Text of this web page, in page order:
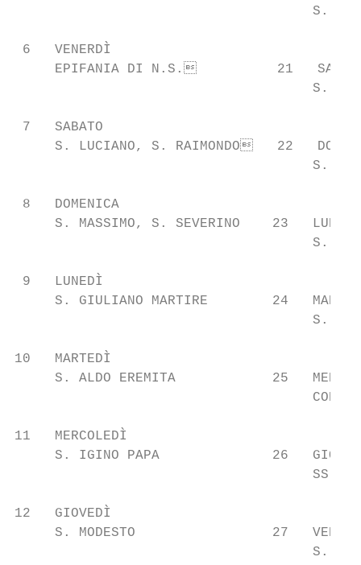
S.
6   VENERDÌ
EPIFANIA DI N.S.          21
S.
7   SABATO
S. LUCIANO, S. RAIMONDO   22
S.
8   DOMENICA
     S. MASSIMO, S. SEVERINO    23   LUNEDÌ
S.
9   LUNEDÌ
S. GIULIANO MARTIRE        24
S.
10   MARTEDÌ
S. ALDO EREMITA            25
11   MERCOLEDÌ
S. IGINO PAPA              26
SS.
12   GIOVEDÌ
S. MODESTO                 27
S.